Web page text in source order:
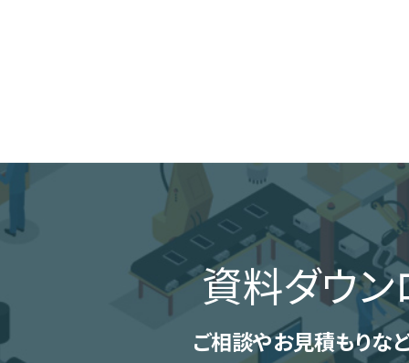
資料ダウン
ご相談やお見積もりなど